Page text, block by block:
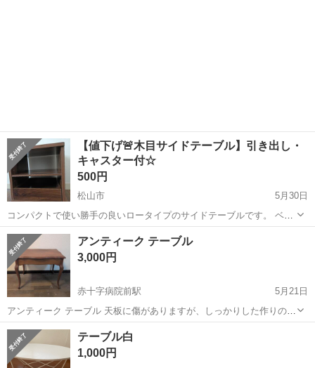
【値下げ🚨木目サイドテーブル】引き出し・
キャスター付☆
500円
松山市
5月30日
コンパクトで使い勝手の良いロータイプのサイドテーブルです。 ベッ
ド横やソファ横、ちょっとした収納スペースとしても活躍します。 可
動棚・引き出し付きで、小物の整理にも便利です。 キャスター付きな
ので移動もラクラク◎ ※引き出し...
愛媛 松山市 サイドテーブル
アンティーク テーブル
3,000円
赤十字病院前駅
5月21日
アンティーク テーブル 天板に傷がありますが、しっかりした作りの猫
足テーブルです。 ６３×４４センチ 高さ５１センチ
愛媛 松山市 赤十字病院前駅
テーブル白
1,000円